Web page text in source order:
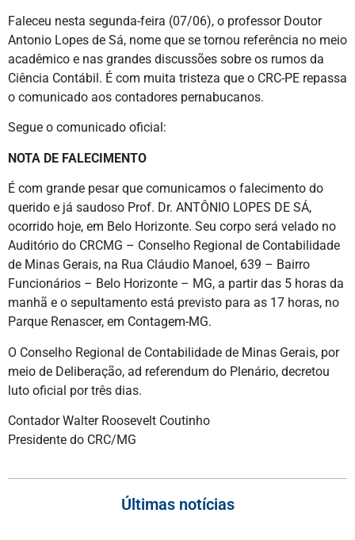
Faleceu nesta segunda-feira (07/06), o professor Doutor
Antonio Lopes de Sá, nome que se tornou referência no meio
acadêmico e nas grandes discussões sobre os rumos da
Ciência Contábil. É com muita tristeza que o CRC-PE repassa
o comunicado aos contadores pernabucanos.
Segue o comunicado oficial:
NOTA DE FALECIMENTO
É com grande pesar que comunicamos o falecimento do
querido e já saudoso Prof. Dr. ANTÔNIO LOPES DE SÁ,
ocorrido hoje, em Belo Horizonte. Seu corpo será velado no
Auditório do CRCMG – Conselho Regional de Contabilidade
de Minas Gerais, na Rua Cláudio Manoel, 639 – Bairro
Funcionários – Belo Horizonte – MG, a partir das 5 horas da
manhã e o sepultamento está previsto para as 17 horas, no
Parque Renascer, em Contagem-MG.
O Conselho Regional de Contabilidade de Minas Gerais, por
meio de Deliberação, ad referendum do Plenário, decretou
luto oficial por três dias.
Contador Walter Roosevelt Coutinho
Presidente do CRC/MG
Últimas notícias